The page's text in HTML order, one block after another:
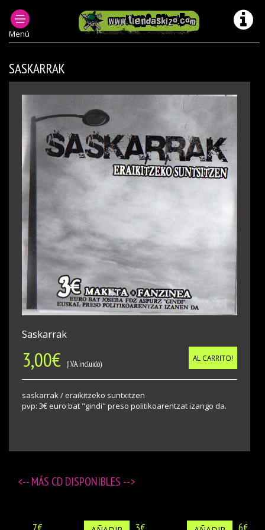
Menú
MUSICA PUNK OI! Y + DISCOS PUNK OI EN FORMATO CD
SASKARRAK
Saskarrak
3,00€ (I.V.A. incluido)
AL CARRITO!
saskarrak / eraikitzeko suntxitzen
pvp: 3€ euro bat "gindi" preso politikoarentzat izango da.
<-- MÁS CD DISPONIBLES -->